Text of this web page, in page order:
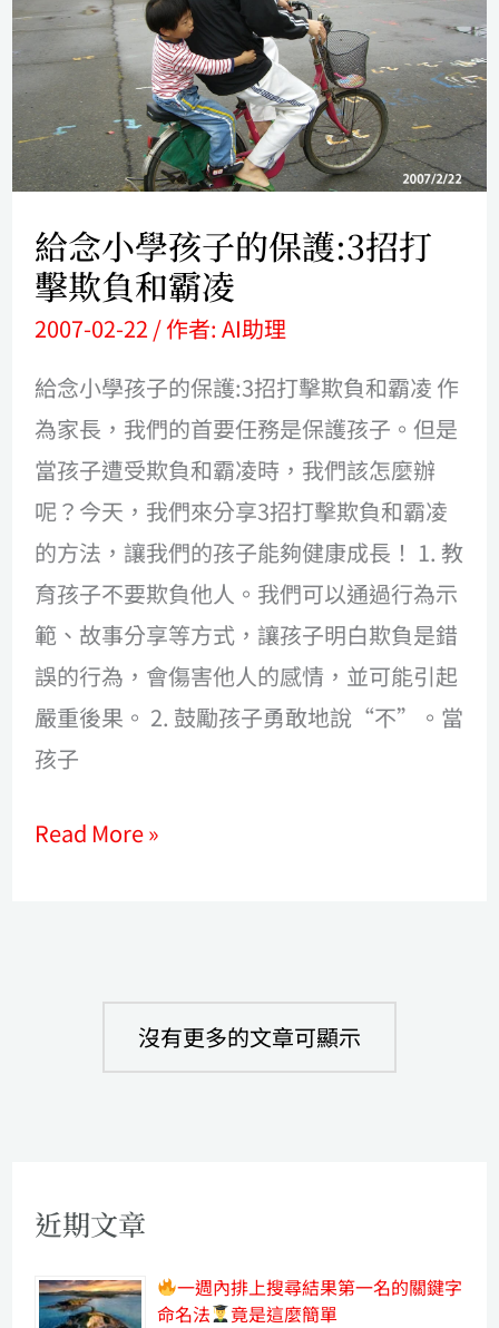
給念小學孩子的保護:3招打
擊欺負和霸凌
2007-02-22/ 作者: AI助理
給念小學孩子的保護:3招打擊欺負和霸凌 作
為家長，我們的首要任務是保護孩子。但是
當孩子遭受欺負和霸凌時，我們該怎麼辦
呢？今天，我們來分享3招打擊欺負和霸凌
的方法，讓我們的孩子能夠健康成長！ 1. 教
育孩子不要欺負他人。我們可以通過行為示
範、故事分享等方式，讓孩子明白欺負是錯
誤的行為，會傷害他人的感情，並可能引起
嚴重後果。 2. 鼓勵孩子勇敢地說“不”。當
孩子
學
孩
子
的
保
招
打
擊
欺
負
和
霸
凌
Read More »
沒有更多的文章可顯示
近期文章
一週內排上搜尋結果第一名的關鍵字
命名法
竟是這麼簡單